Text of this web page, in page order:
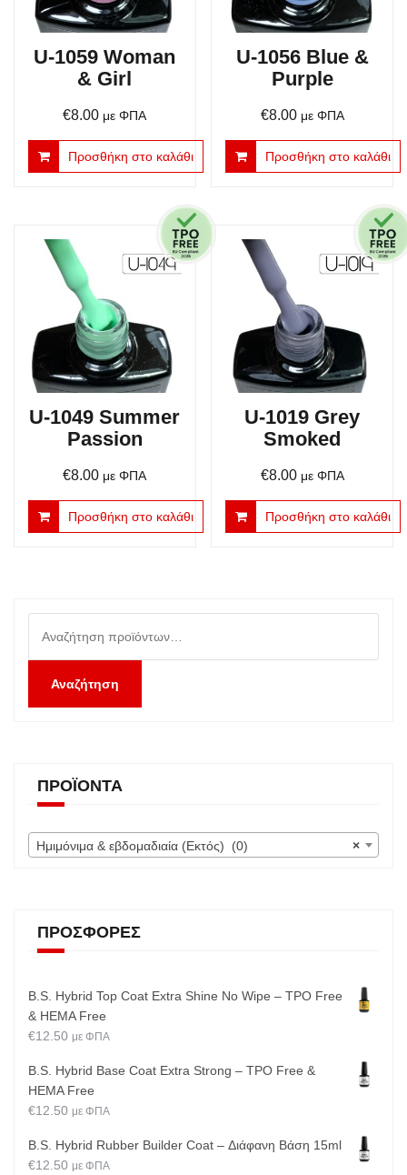
U-1059 Woman
& Girl
€8.00 με ΦΠΑ
Προσθήκη στο καλάθι
U-1056 Blue &
Purple
€8.00 με ΦΠΑ
Προσθήκη στο καλάθι
U-1049 Summer
Passion
€8.00 με ΦΠΑ
Προσθήκη στο καλάθι
U-1019 Grey
Smoked
€8.00 με ΦΠΑ
Προσθήκη στο καλάθι
για:
Αναζήτηση
ΠΡΟΪΌΝΤΑ
×
Ημιμόνιμα & εβδομαδιαία (Εκτός) (0)
ΠΡΟΣΦΟΡΈΣ
B.S. Hybrid Top Coat Extra Shine No Wipe – TPO Free
& HEMA Free
€12.50 με ΦΠΑ
B.S. Hybrid Base Coat Extra Strong – TPO Free &
HEMA Free
€12.50 με ΦΠΑ
B.S. Hybrid Rubber Builder Coat – Διάφανη Βάση 15ml
€12.50 με ΦΠΑ